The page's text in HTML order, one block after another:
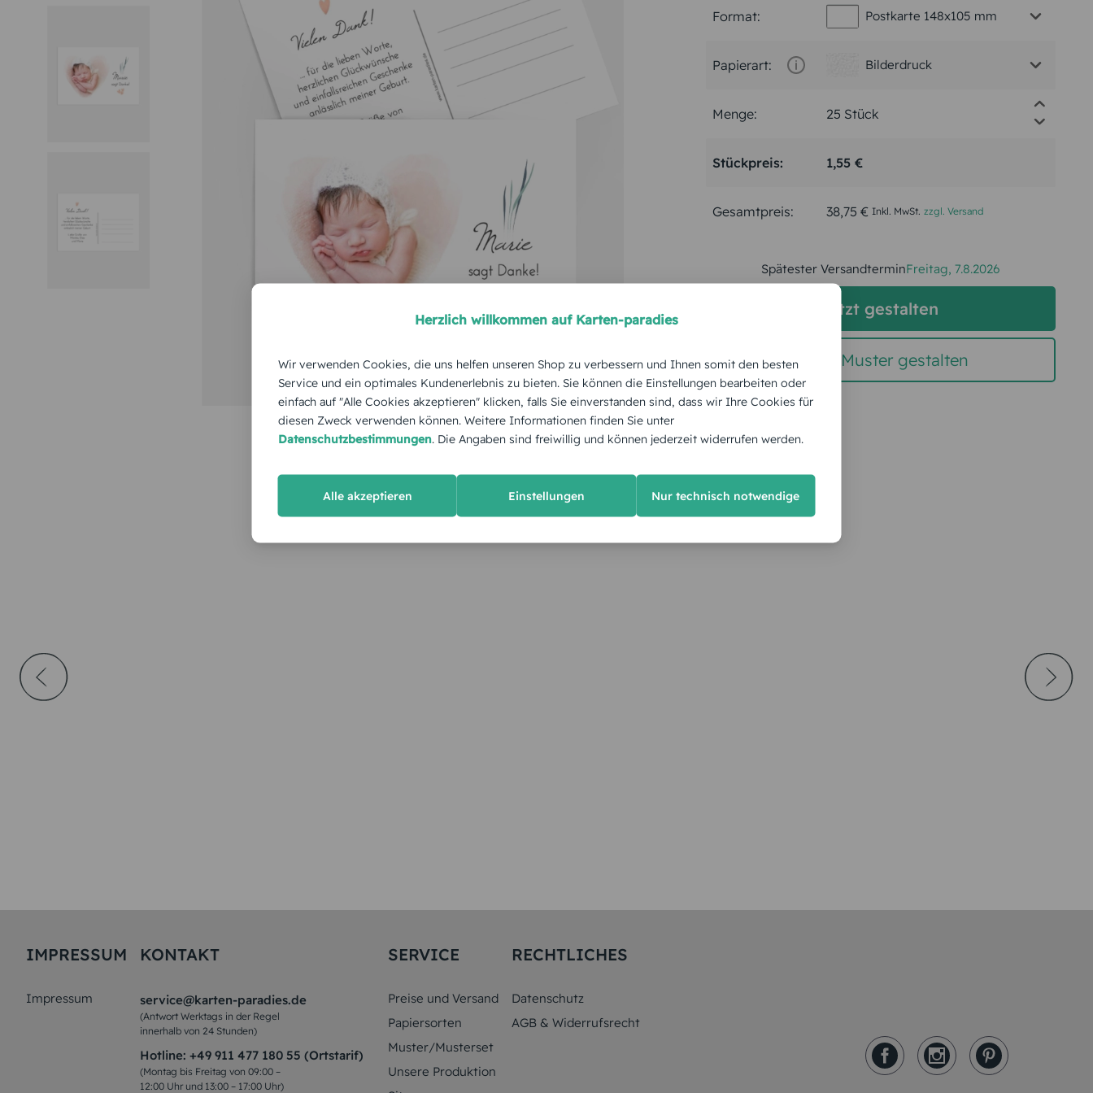
Format: Postkarte 148x105 mm
Papierart: Bilderdruck
Menge:
Stückpreis: 1,55 €
Gesamtpreis: 38,75 € Inkl. MwSt. zzgl. Versand
Spätester VersandterminFreitag, 7.8.2026
jetzt gestalten
gratis Muster gestalten
IMPRESSUM
Impressum
KONTAKT
service@karten-paradies.de
(Antwort Werktags in der Regel
innerhalb von 24 Stunden)
Hotline: +49 911 477 180 55 (Ortstarif)
(Montag bis Freitag von 09:00 –
12:00 Uhr und 13:00 – 17:00 Uhr)
SERVICE
Preise und Versand
Papiersorten
Muster/Musterset
Unsere Produktion
RECHTLICHES
Datenschutz
AGB & Widerrufsrecht
Herzlich willkommen auf Karten-paradies
Wir verwenden Cookies, die uns helfen unseren Shop zu verbessern und Ihnen somit den besten
Service und ein optimales Kundenerlebnis zu bieten. Sie können die Einstellungen bearbeiten oder
einfach auf "Alle Cookies akzeptieren" klicken, falls Sie einverstanden sind, dass wir Ihre Cookies für
diesen Zweck verwenden können. Weitere Informationen finden Sie unter
Datenschutzbestimmungen. Die Angaben sind freiwillig und können jederzeit widerrufen werden.
Alle akzeptieren Einstellungen Nur technisch notwendige